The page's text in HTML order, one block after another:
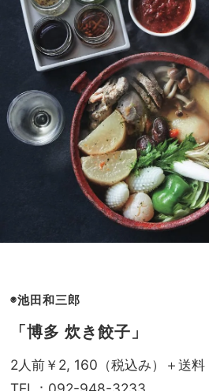
◉池田和三郎
「博多 炊き餃子」
2人前￥2, 160（税込み）＋送料